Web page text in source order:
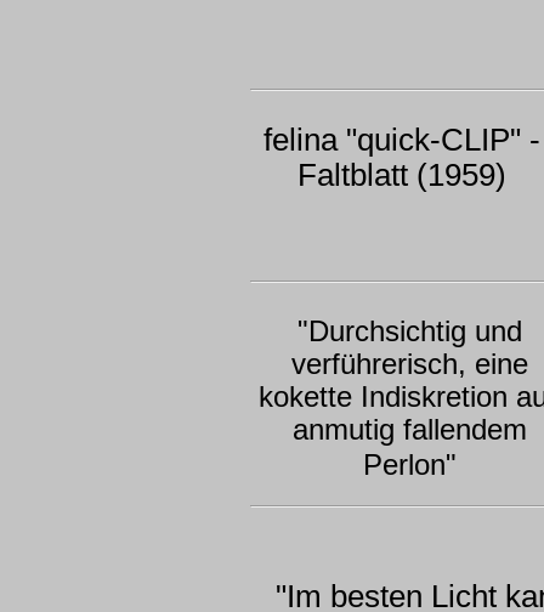
felina "quick-CLIP" -
Faltblatt (1959)
"Durchsichtig und
verführerisch, eine
kokette Indiskretion
anmutig fallendem
Perlon"
"Im besten Licht